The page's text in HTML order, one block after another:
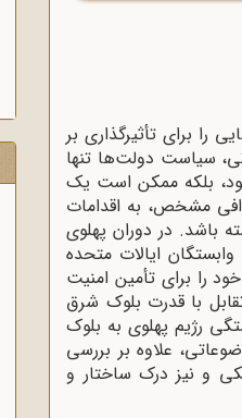
را برای تأثیرگذاری بر
سیاست‌ دولت‌ها تنها
بلکه ممکن است یک
مشخص، به اقدامات
باشد. در دوران پهلوی
ایالات متحده
را برای تأمین امنیت
با قدرت بلوک شرق
رژیم پهلوی به بلوک
علاوه بر بررسی
و نیز درک ساختار و